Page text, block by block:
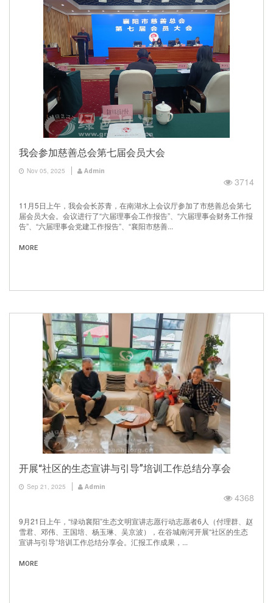
我会参加慈善总会第七届会员大会
Nov 05, 2025 Admin
3714
11月5日上午，我会会长苏青，在南湖水上会议厅参加了市慈善总会第七
届会员大会。会议进行了“六届理事会工作报告”、“六届理事会财务工作报
告”、“六届理事会党建工作报告”、“襄阳市慈善...
MORE
开展“社区的生态宣讲与引导”培训工作总结分享会
Sep 21, 2025 Admin
4368
9月21日上午，“绿动襄阳”生态文明宣讲志愿行动志愿者6人（付理群、赵
雪君、邓伟、王国培、杨玉琳、吴京波），在谷城南河开展“社区的生态
宣讲与引导”培训工作总结分享会。汇报工作成果，...
MORE